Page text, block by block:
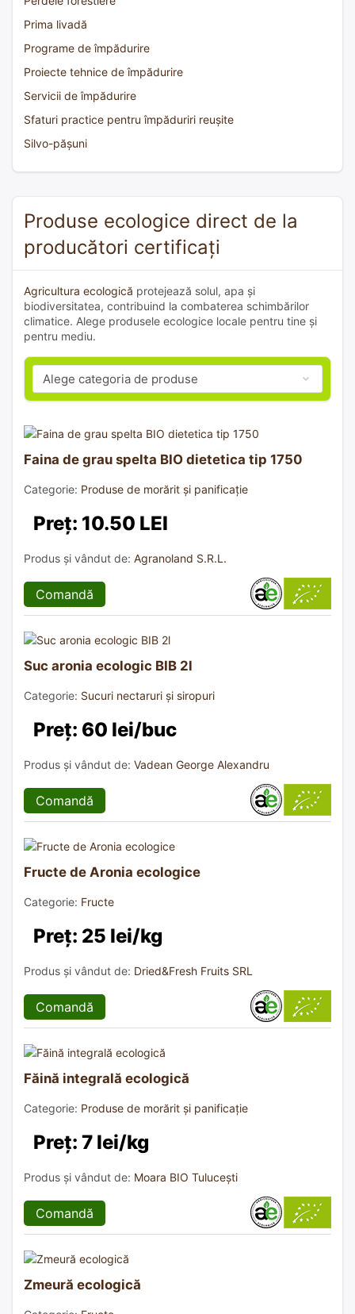
Prima livadă
Programe de împădurire
Proiecte tehnice de împădurire
Servicii de împădurire
Sfaturi practice pentru împăduriri reușite
Silvo-pășuni
Produse ecologice direct de la
producători certificați
Agricultura ecologică protejează solul, apa și
biodiversitatea, contribuind la combaterea schimbărilor
climatice. Alege produsele ecologice locale pentru tine și
pentru mediu.
Faina de grau spelta BIO dietetica tip 1750
Categorie: Produse de morărit și panificație
Preț: 10.50 LEI
Produs și vândut de: Agranoland S.R.L.
Comandă
Suc aronia ecologic BIB 2l
Categorie: Sucuri nectaruri și siropuri
Preț: 60 lei/buc
Produs și vândut de: Vadean George Alexandru
Comandă
Fructe de Aronia ecologice
Categorie: Fructe
Preț: 25 lei/kg
Produs și vândut de: Dried&Fresh Fruits SRL
Comandă
Făină integrală ecologică
Categorie: Produse de morărit și panificație
Preț: 7 lei/kg
Produs și vândut de: Moara BIO Tulucești
Comandă
Zmeură ecologică